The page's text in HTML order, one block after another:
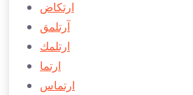
ارتكاض
آرتلمق
ارتلمك
ارتما
ارتماس